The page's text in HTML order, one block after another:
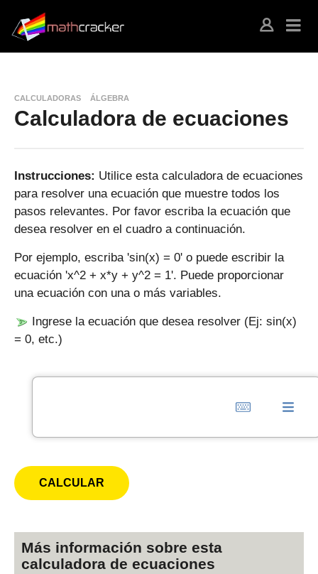
CALCULADORAS ÁLGEBRA
Calculadora de ecuaciones
Instrucciones: Utilice esta calculadora de ecuaciones
para resolver una ecuación que muestre todos los
pasos relevantes. Por favor escriba la ecuación que
desea resolver en el cuadro a continuación.
Por ejemplo, escriba 'sin(x) = 0' o puede escribir la
ecuación 'x^2 + x*y + y^2 = 1'. Puede proporcionar
una ecuación con una o más variables.
Ingrese la ecuación que desea resolver (Ej: sin(x)
= 0, etc.)
Más información sobre esta
calculadora de ecuaciones